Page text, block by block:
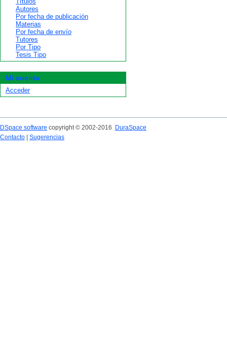
Autores
Por fecha de publicación
Materias
Por fecha de envío
Tutores
Por Tipo
Tesis Tipo
Mi cuenta
Acceder
DSpace software copyright © 2002-2016
DuraSpace
Contacto
Sugerencias